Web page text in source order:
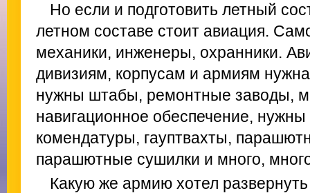
Но если и подготовить летный
летном составе стоит авиация.
механики, инженеры, охранники.
дивизиям, корпусам и армиям
нужны штабы, ремонтные заводы,
навигационное обеспечение,
комендатуры, гауптвахты,
парашютные сушилки и много,
Какую же армию хотел